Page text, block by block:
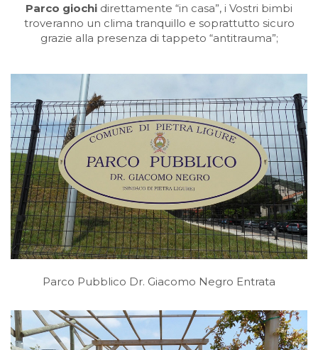
Parco giochi direttamente “in casa”, i Vostri bimbi
troveranno un clima tranquillo e soprattutto sicuro
grazie alla presenza di tappeto “antitrauma”;
Parco Pubblico Dr. Giacomo Negro Entrata